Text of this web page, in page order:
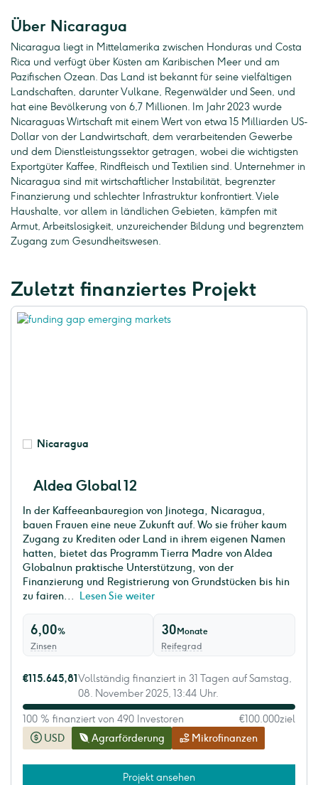
Über Nicaragua
Nicaragua liegt in Mittelamerika zwischen Honduras und Costa
Rica und verfügt über Küsten am Karibischen Meer und am
Pazifischen Ozean. Das Land ist bekannt für seine vielfältigen
Landschaften, darunter Vulkane, Regenwälder und Seen, und
hat eine Bevölkerung von 6,7 Millionen. Im Jahr 2023 wurde
Nicaraguas Wirtschaft mit einem Wert von etwa 15 Milliarden US-
Dollar von der Landwirtschaft, dem verarbeitenden Gewerbe
und dem Dienstleistungssektor getragen, wobei die wichtigsten
Exportgüter Kaffee, Rindfleisch und Textilien sind. Unternehmer in
Nicaragua sind mit wirtschaftlicher Instabilität, begrenzter
Finanzierung und schlechter Infrastruktur konfrontiert. Viele
Haushalte, vor allem in ländlichen Gebieten, kämpfen mit
Armut, Arbeitslosigkeit, unzureichender Bildung und begrenztem
Zugang zum Gesundheitswesen.
Zuletzt finanziertes Projekt
Nicaragua
Aldea Global 12
In der Kaffeeanbauregion von Jinotega, Nicaragua,
bauen Frauen eine neue Zukunft auf. Wo sie früher kaum
Zugang zu Krediten oder Land in ihrem eigenen Namen
hatten, bietet das Programm Tierra Madre von Aldea
Globalnun praktische Unterstützung, von der
Finanzierung und Registrierung von Grundstücken bis hin
zu fairen...
Lesen Sie weiter
6,00%
Zinsen
30 Monate
Reifegrad
USD Agrarförderung Mikrofinanzen
€115.645,81 Vollständig finanziert in 31 Tagen auf Samstag,
08. November 2025, 13:44 Uhr.
100 % finanziert von 490 Investoren €100.000ziel
Projekt ansehen